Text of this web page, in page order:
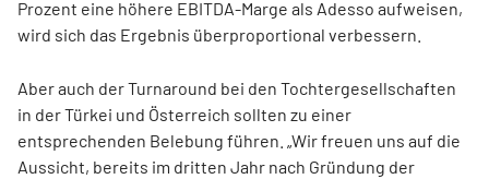
Prozent eine höhere EBITDA-Marge als Adesso aufweisen,
wird sich das Ergebnis überproportional verbessern.
Aber auch der Turnaround bei den Tochtergesellschaften
in der Türkei und Österreich sollten zu einer
entsprechenden Belebung führen. „Wir freuen uns auf die
Aussicht, bereits im dritten Jahr nach Gründung der